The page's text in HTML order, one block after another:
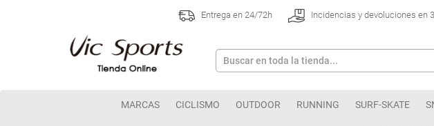
Entrega en 24/72h Incidencias y devoluciones en
MARCAS CICLISMO OUTDOOR RUNNING SURF-SKATE